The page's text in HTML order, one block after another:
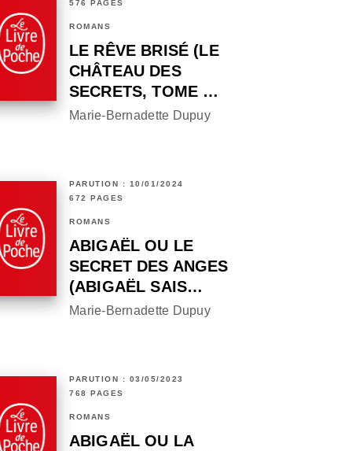
576 PAGES
ROMANS
LE RÊVE BRISÉ (LE
CHÂTEAU DES
SECRETS, TOME …
Marie-Bernadette Dupuy
PARUTION : 10/01/2024
672 PAGES
ROMANS
ABIGAËL OU LE
SECRET DES ANGES
(ABIGAËL SAIS…
Marie-Bernadette Dupuy
PARUTION : 03/05/2023
768 PAGES
ROMANS
ABIGAËL OU LA